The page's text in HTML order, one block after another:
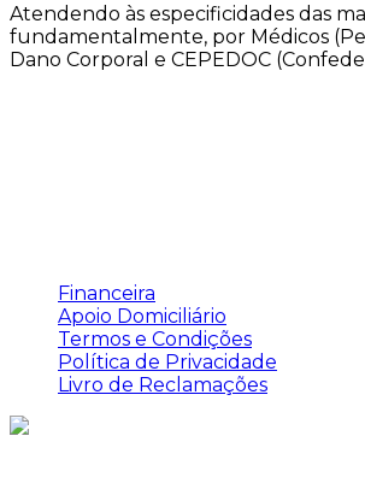
Atendendo às especificidades das
fundamentalmente, por Médicos
Dano Corporal e CEPEDOC
Financeira
Apoio Domiciliário
Termos e Condições
Política de Privacidade
Livro de Reclamações